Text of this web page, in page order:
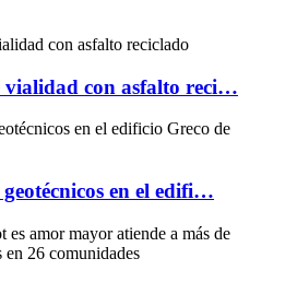
vialidad con asfalto reci…
en el edifi…